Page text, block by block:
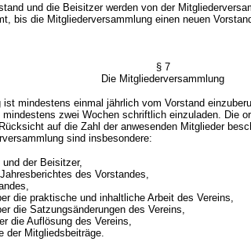
und die Beisitzer werden von der
bis die Mitgliederversammlung einen neuen
§ 7
Die Mitgliederversammlung
mindestens einmal jährlich vom Vorstand
zwei Wochen schriftlich einzuladen. Die
auf die Zahl der anwesenden Mitglieder
sind insbesondere:
der Beisitzer,
des Vorstandes,
die praktische und inhaltliche Arbeit des Vereins,
die Satzungsänderungen des Vereins,
Auflösung des Vereins,
Mitgliedsbeiträge.